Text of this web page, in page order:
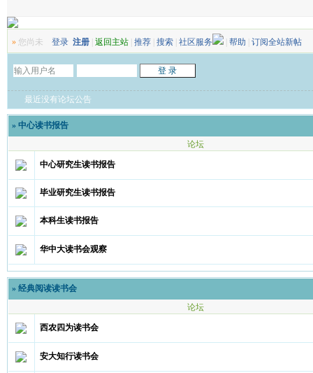
»您尚未 登录 注册| 返回主站| 推荐| 搜索| 社区服务 | 帮助 订阅全站新帖
最近没有论坛公告
» 中心读书报告
论坛
中心研究生读书报告
毕业研究生读书报告
本科生读书报告
华中大读书会观察
» 经典阅读读书会
论坛
西农四为读书会
安大知行读书会